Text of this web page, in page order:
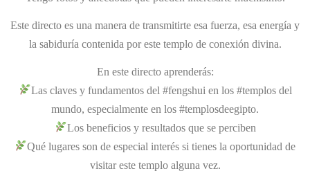
Este directo es una manera de transmitirte esa fuerza, esa energía y
la sabiduría contenida por este templo de conexión divina.
En este directo aprenderás:
Las claves y fundamentos del #fengshui en los #templos del
mundo, especialmente en los #templosdeegipto.
Los beneficios y resultados que se perciben
Qué lugares son de especial interés si tienes la oportunidad de
visitar este templo alguna vez.